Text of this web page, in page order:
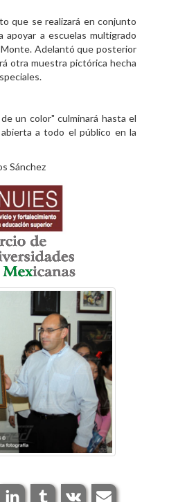
que se realizará en conjunto
a escuelas multigrado
Adelantó que posterior
otra muestra pictórica hecha
un color" culminará hasta el
a todo el público en la
Sánchez